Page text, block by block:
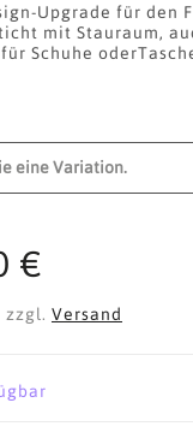
Upgrade für den
mit Stauraum,
Schuhe
eine Variation.
€
zzgl. Versand